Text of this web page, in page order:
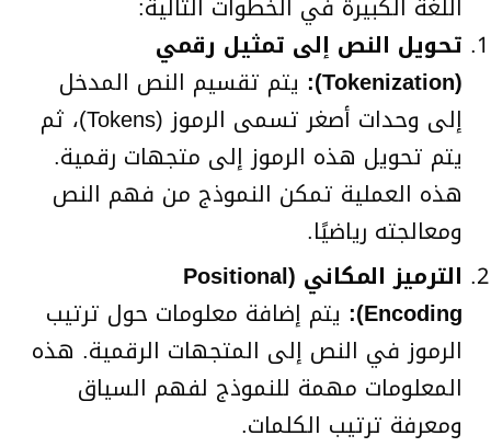
تحويل النص إلى تمثيل رقمي
(Tokenization):
يتم تقسيم النص المدخل
إلى وحدات أصغر تسمى الرموز (Tokens)، ثم
يتم تحويل هذه الرموز إلى متجهات رقمية.
هذه العملية تمكن النموذج من فهم النص
ومعالجته رياضيًا.
الترميز المكاني (Positional
Encoding):
يتم إضافة معلومات حول ترتيب
الرموز في النص إلى المتجهات الرقمية. هذه
المعلومات مهمة للنموذج لفهم السياق
ومعرفة ترتيب الكلمات.